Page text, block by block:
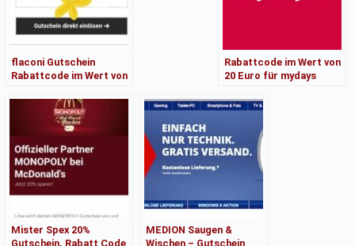
flaconi Gutschein
Rabattcode im Wert von
2024
Rabattcode im Wert von
20 Euro für mydays
Mister Spex 20%
Gutschein, Rabatt Code
MEDION Saugen &
Wischen – Gutschein